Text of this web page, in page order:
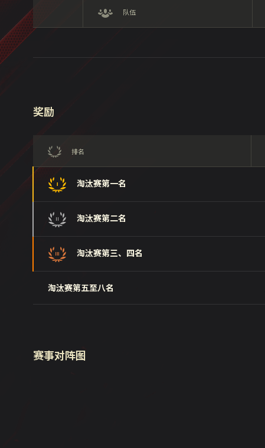
队伍
奖励
排名
淘汰赛第一名
淘汰赛第二名
淘汰赛第三、四名
淘汰赛第五至八名
赛事对阵图